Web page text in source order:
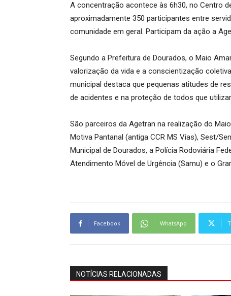
A concentração acontece às 6h30, no Centro
aproximadamente 350 participantes entre
comunidade em geral. Participam da ação a
Segundo a Prefeitura de Dourados, o Maio
valorização da vida e a conscientização
municipal destaca que pequenas atitudes de
de acidentes e na proteção de todos que
São parceiros da Agetran na realização do
Motiva Pantanal (antiga CCR MS Vias), Sest/
Municipal de Dourados, a Polícia Rodoviária
Atendimento Móvel de Urgência (Samu) e o
Facebook WhatsApp
NOTÍCIAS RELACIONADAS